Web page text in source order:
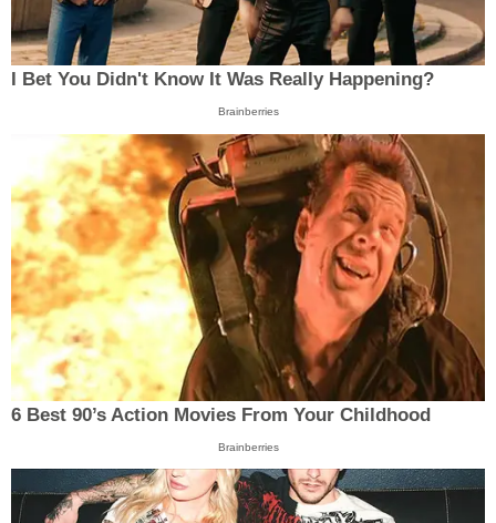
I Bet You Didn't Know It Was Really Happening?
Brainberries
6 Best 90’s Action Movies From Your Childhood
Brainberries